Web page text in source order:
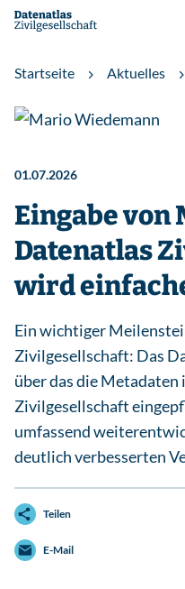
Startseite Aktuelles
01.07.2026
Eingabe von
Datenatlas
wird
Ein wichtiger
Zivilgesellschaft: Das
über das die Metadaten
Zivilgesellschaft
umfassend
deutlich verbesserten
Teilen
E-Mail